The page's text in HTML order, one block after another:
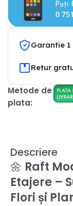
Garantie 1
Retur
Metode de
plata:
Descriere
🌼 Raft
Etajere –
Flori și